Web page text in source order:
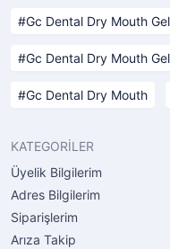
Gc Dental Dry Mouth
Gc Dental Dry Mouth Gel
Gc Dental Dry Mouth
KATEGORİLER
Üyelik Bilgilerim
Adres Bilgilerim
Siparişlerim
Arıza Takip